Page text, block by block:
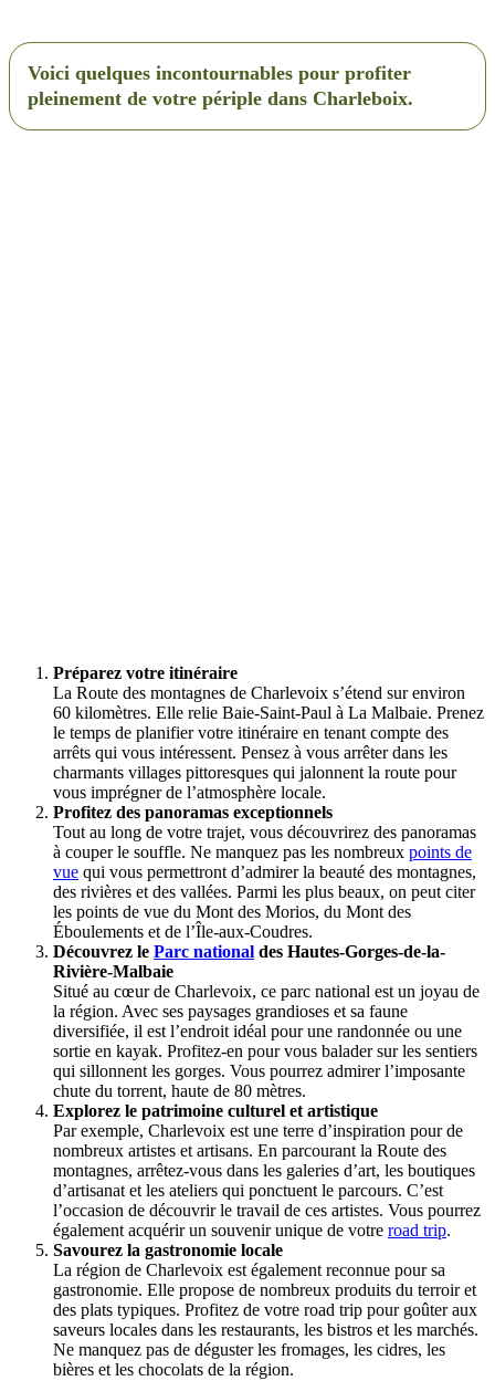
Voici quelques incontournables pour profiter
pleinement de votre périple dans Charleboix.
Préparez votre itinéraire
La Route des montagnes de Charlevoix s’étend sur environ
60 kilomètres. Elle relie Baie-Saint-Paul à La Malbaie. Prenez
le temps de planifier votre itinéraire en tenant compte des
arrêts qui vous intéressent. Pensez à vous arrêter dans les
charmants villages pittoresques qui jalonnent la route pour
vous imprégner de l’atmosphère locale.
Profitez des panoramas exceptionnels
Tout au long de votre trajet, vous découvrirez des panoramas
à couper le souffle. Ne manquez pas les nombreux points de
vue qui vous permettront d’admirer la beauté des montagnes,
des rivières et des vallées. Parmi les plus beaux, on peut citer
les points de vue du Mont des Morios, du Mont des
Éboulements et de l’Île-aux-Coudres.
Découvrez le Parc national des Hautes-Gorges-de-la-
Rivière-Malbaie
Situé au cœur de Charlevoix, ce parc national est un joyau de
la région. Avec ses paysages grandioses et sa faune
diversifiée, il est l’endroit idéal pour une randonnée ou une
sortie en kayak. Profitez-en pour vous balader sur les sentiers
qui sillonnent les gorges. Vous pourrez admirer l’imposante
chute du torrent, haute de 80 mètres.
Explorez le patrimoine culturel et artistique
Par exemple, Charlevoix est une terre d’inspiration pour de
nombreux artistes et artisans. En parcourant la Route des
montagnes, arrêtez-vous dans les galeries d’art, les boutiques
d’artisanat et les ateliers qui ponctuent le parcours. C’est
l’occasion de découvrir le travail de ces artistes. Vous pourrez
également acquérir un souvenir unique de votre road trip.
Savourez la gastronomie locale
La région de Charlevoix est également reconnue pour sa
gastronomie. Elle propose de nombreux produits du terroir et
des plats typiques. Profitez de votre road trip pour goûter aux
saveurs locales dans les restaurants, les bistros et les marchés.
Ne manquez pas de déguster les fromages, les cidres, les
bières et les chocolats de la région.